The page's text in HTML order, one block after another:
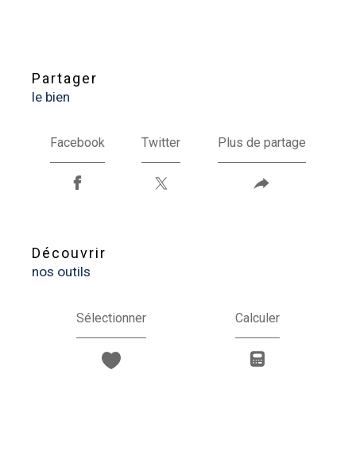
partager
le bien
Facebook Twitter Plus de partage
découvrir
nos outils
Sélectionner Calculer